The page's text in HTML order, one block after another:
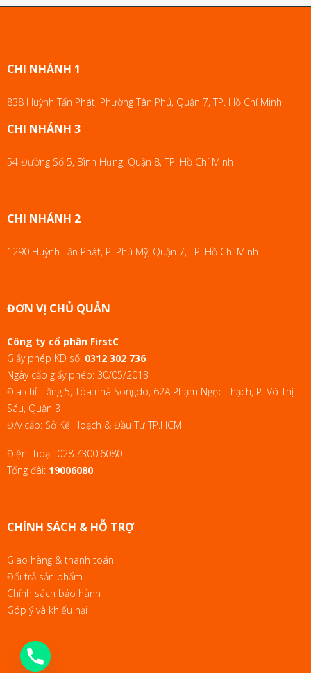
CHI NHÁNH 1
838 Huỳnh Tấn Phát, Phường Tân Phú, Quận 7, TP. Hồ Chí Minh
CHI NHÁNH 3
54 Đường Số 5, Bình Hưng, Quận 8, TP. Hồ Chí Minh
CHI NHÁNH 2
1290 Huỳnh Tấn Phát, P. Phú Mỹ, Quận 7, TP. Hồ Chí Minh
ĐƠN VỊ CHỦ QUẢN
Công ty cổ phần FirstC
Giấy phép KD số: 0312 302 736
Ngày cấp giấy phép: 30/05/2013
Địa chỉ: Tầng 5, Tòa nhà Songdo, 62A Phạm Ngọc Thạch, P. Võ Thị
Sáu, Quận 3
Đ/v cấp: Sở Kế Hoạch & Đầu Tư TP.HCM
Điện thoại: 028.7300.6080
Tổng đài: 19006080
CHÍNH SÁCH & HỖ TRỢ
Giao hàng & thanh toán
Đổi trả sản phẩm
Chính sách bảo hành
Góp ý và khiếu nại